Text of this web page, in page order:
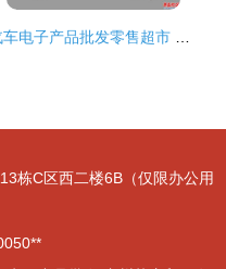
栋C区西二楼6B（仅限办公用